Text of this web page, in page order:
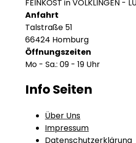
Anfahrt
Talstraße 51
66424 Homburg
Öffnungszeiten
Mo - Sa.: 09 - 19 Uhr
Info Seiten
Über Uns
Impressum
Datenschutzerklärung